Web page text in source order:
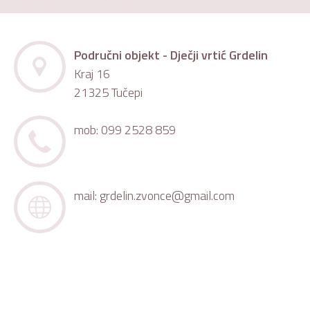
Područni objekt - Dječji vrtić Grdelin
Kraj 16
21325 Tučepi
mob: 099 2528 859
mail: grdelin.zvonce@gmail.com